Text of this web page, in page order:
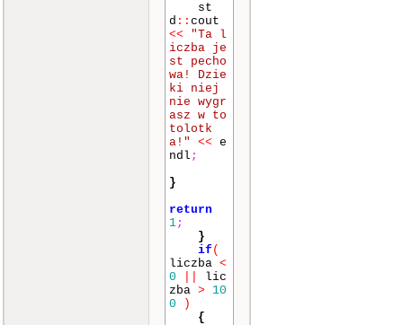
st
d :: cout
<<
"Ta l
iczba je
st pecho
wa! Dzie
ki niej
nie wygr
asz w to
tolotk
a!"
<< e
ndl ;
}
return
1;
}
if (
liczba <
0
lic
zba >
10
0
)
{